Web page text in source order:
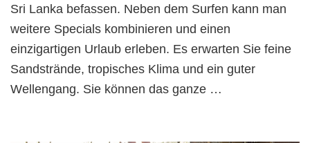
Sri Lanka befassen. Neben dem Surfen kann man
weitere Specials kombinieren und einen
einzigartigen Urlaub erleben. Es erwarten Sie feine
Sandstrände, tropisches Klima und ein guter
Wellengang. Sie können das ganze …